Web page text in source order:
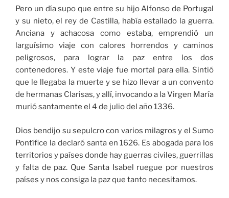
Pero un día supo que entre su hijo Alfonso de Portugal
y su nieto, el rey de Castilla, había estallado la guerra.
Anciana y achacosa como estaba, emprendió un
larguísimo viaje con calores horrendos y caminos
peligrosos, para lograr la paz entre los dos
contenedores. Y este viaje fue mortal para ella. Sintió
que le llegaba la muerte y se hizo llevar a un convento
de hermanas Clarisas, y allí, invocando a la Virgen María
murió santamente el 4 de julio del año 1336.
Dios bendijo su sepulcro con varios milagros y el Sumo
Pontífice la declaró santa en 1626. Es abogada para los
territorios y países donde hay guerras civiles, guerrillas
y falta de paz. Que Santa Isabel ruegue por nuestros
países y nos consiga la paz que tanto necesitamos.